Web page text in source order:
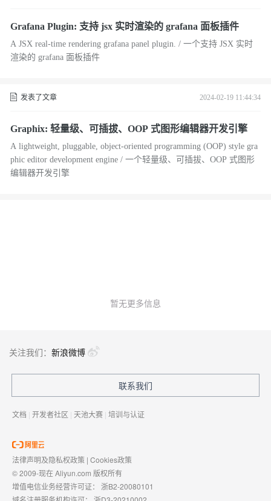
Grafana Plugin: 支持 jsx 实时渲染的 grafana 面板插件
A JSX real-time rendering grafana panel plugin. / 一个支持 JSX 实时
渲染的 grafana 面板插件
发表了文章 2024-02-19 11:44:34
Graphix: 轻量级、可插拔、OOP 式图形编辑器开发引擎
A lightweight, pluggable, object-oriented programming (OOP) style gra
phic editor development engine / 一个轻量级、可插拔、OOP 式图形
编辑器开发引擎
暂无更多信息
关注我们： 新浪微博
联系我们
文档 | 开发者社区 | 天池大赛 | 培训与认证
法律声明及隐私权政策 | Cookies政策
© 2009-现在 Aliyun.com 版权所有
增值电信业务经营许可证： 浙B2-20080101